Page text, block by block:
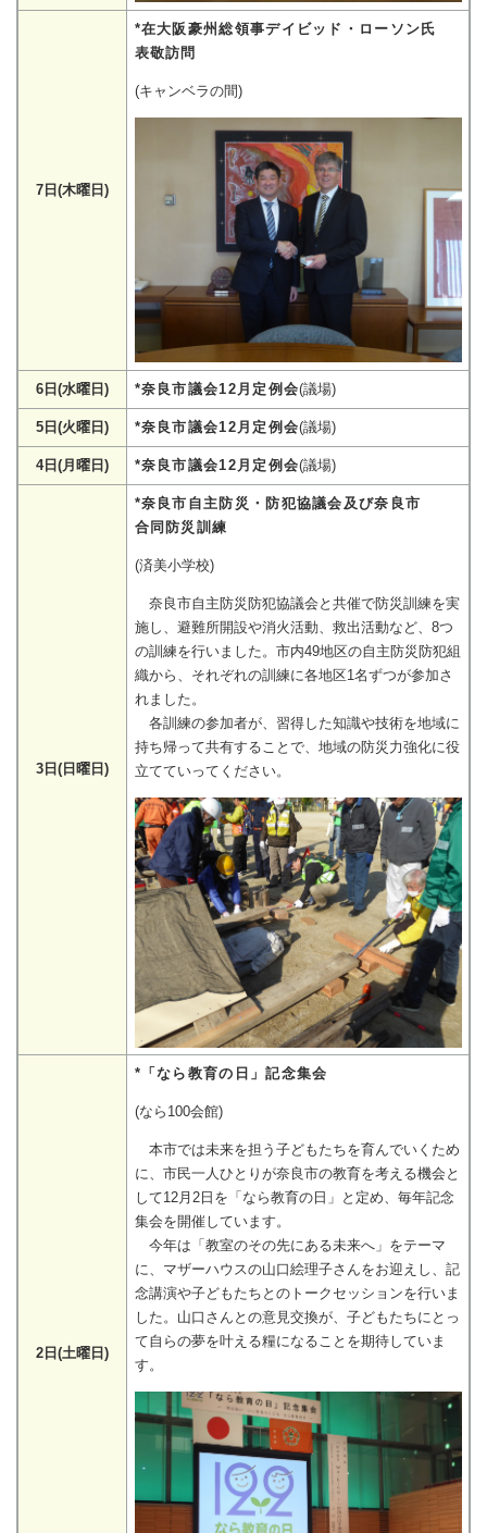
7日(木曜日)
*在大阪豪州総領事デイビッド・ローソン氏
表敬訪問
(キャンベラの間)
6日(水曜日) *奈良市議会12月定例会(議場)
5日(火曜日) *奈良市議会12月定例会(議場)
4日(月曜日) *奈良市議会12月定例会(議場)
3日(日曜日)
*奈良市自主防災・防犯協議会及び奈良市
合同防災訓練
(済美小学校)
奈良市自主防災防犯協議会と共催で防災訓練を実
施し、避難所開設や消火活動、救出活動など、8つ
の訓練を行いました。市内49地区の自主防災防犯組
織から、それぞれの訓練に各地区1名ずつが参加さ
れました。
各訓練の参加者が、習得した知識や技術を地域に
持ち帰って共有することで、地域の防災力強化に役
立てていってください。
2日(土曜日)
*「なら教育の日」記念集会
(なら100会館)
本市では未来を担う子どもたちを育んでいくため
に、市民一人ひとりが奈良市の教育を考える機会と
して12月2日を「なら教育の日」と定め、毎年記念
集会を開催しています。
今年は「教室のその先にある未来へ」をテーマ
に、マザーハウスの山口絵理子さんをお迎えし、記
念講演や子どもたちとのトークセッションを行いま
した。山口さんとの意見交換が、子どもたちにとっ
て自らの夢を叶える糧になることを期待していま
す。